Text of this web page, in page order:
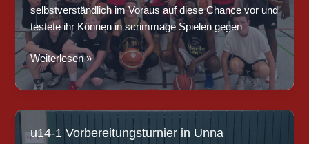
selbstverständlich im Voraus auf diese Chance vor und
testete ihr Können in scrimmage Spielen gegen
Qualifikation
zur
Landesliga
u16m
Weiterlesen »
u14-1 Vorbereitungsturnier in Unna